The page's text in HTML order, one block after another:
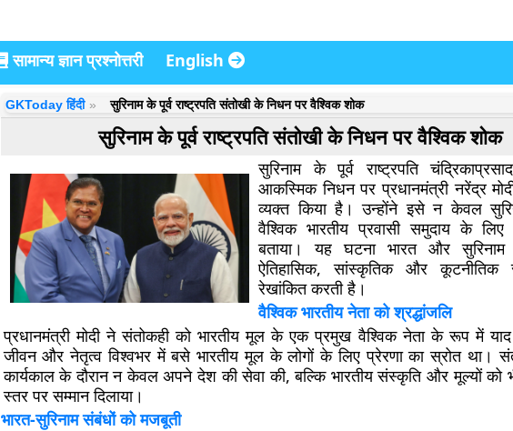
सामान्य ज्ञान प्रश्नोत्तरी English
GKToday हिंदी सुरिनाम के पूर्व राष्ट्रपति संतोखी के निधन पर वैश्विक शोक
सुरिनाम के पूर्व राष्ट्रपति संतोखी के निधन पर वैश्विक शोक
सुरिनाम के पूर्व राष्ट्रपति
आकस्मिक निधन पर प्रधानमंत्री नरेंद्र
व्यक्त किया है। उन्होंने इसे न केवल
वैश्विक भारतीय प्रवासी समुदाय के लिए
बताया। यह घटना भारत और
ऐतिहासिक, सांस्कृतिक और कूटनीतिक
रेखांकित करती है।
वैश्विक भारतीय नेता को श्रद्धांजलि
प्रधानमंत्री मोदी ने संतोकही को भारतीय मूल के एक प्रमुख वैश्विक नेता के रूप में
जीवन और नेतृत्व विश्वभर में बसे भारतीय मूल के लोगों के लिए प्रेरणा का स्रोत था।
कार्यकाल के दौरान न केवल अपने देश की सेवा की, बल्कि भारतीय संस्कृति और मूल्यों को
स्तर पर सम्मान दिलाया।
भारत-सुरिनाम संबंधों को मजबूती